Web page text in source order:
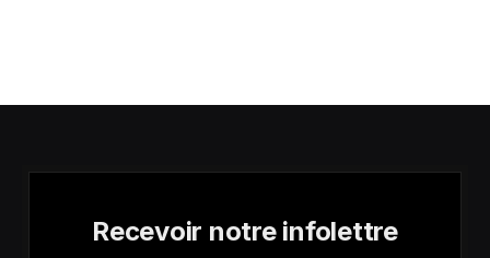
Recevoir notre infolettre